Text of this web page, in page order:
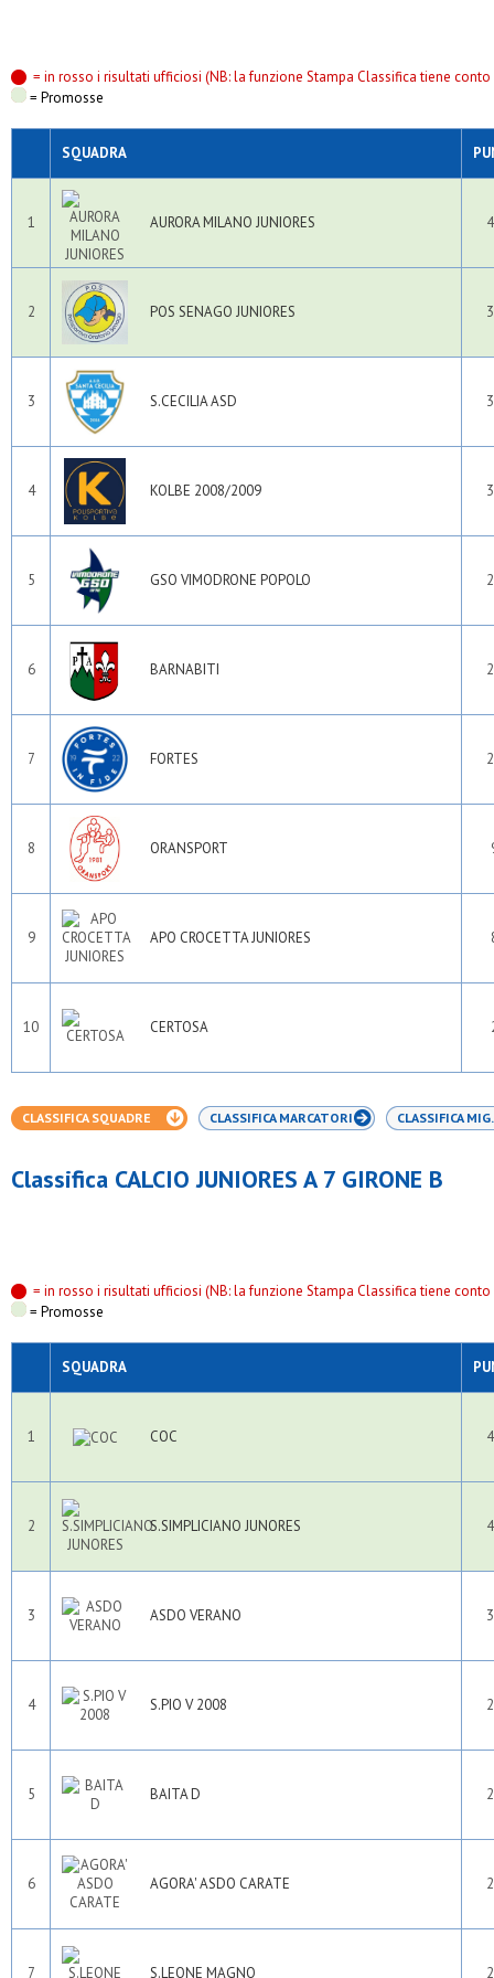
= in rosso i risultati ufficiosi (NB: la funzione Stampa Classifica tiene
= Promosse
SQUADRA
1 AURORA MILANO JUNIORES
2 POS SENAGO JUNIORES
3 S.CECILIA ASD
4 KOLBE 2008/2009
5 GSO VIMODRONE POPOLO
6 BARNABITI
7 FORTES
8 ORANSPORT
9 APO CROCETTA JUNIORES
10 CERTOSA
CLASSIFICA SQUADRE CLASSIFICA MARCATORI CLASSIFICA
Classifica CALCIO JUNIORES A 7 GIRONE B
= in rosso i risultati ufficiosi (NB: la funzione Stampa Classifica tiene
= Promosse
SQUADRA
1 COC
2 S.SIMPLICIANO JUNORES
3 ASDO VERANO
4 S.PIO V 2008
5 BAITA D
6 AGORA' ASDO CARATE
7 S.LEONE MAGNO